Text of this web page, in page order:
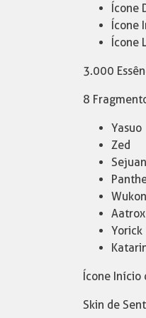
Ícone
Ícone
Ícone
3.000
8
Yasuo
Zed
Aatrox
Yorick
Ícone Início
Skin de